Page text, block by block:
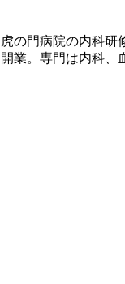
の門病院の内科
業。専門は内科、